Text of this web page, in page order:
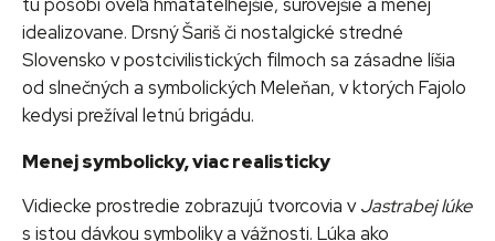
idealizovane. Drsný Šariš či nostalgické stredné
Slovensko v postcivilistických filmoch sa zásadne líšia
od slnečných a symbolických Meleňan, v ktorých Fajolo
kedysi prežíval letnú brigádu.
Menej symbolicky, viac realisticky
Vidiecke prostredie zobrazujú tvorcovia vJastrabej lúke
s istou dávkou symboliky a vážnosti. Lúka ako